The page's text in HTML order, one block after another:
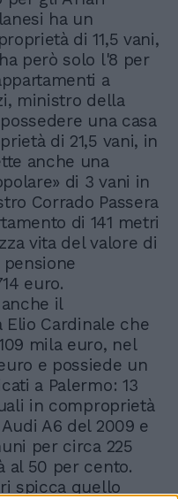
ha un
di 11,5 vani,
però solo l'8 per
a
ministro della
una casa
di 21,5 vani, in
anche una
di 3 vani in
Corrado Passera
di 141 metri
vita del valore di
pensione
euro.
il
Elio Cardinale che
mila euro, nel
e possiede un
a Palermo: 13
in comproprietà
A6 del 2009 e
per circa 225
al 50 per cento.
spicca quello